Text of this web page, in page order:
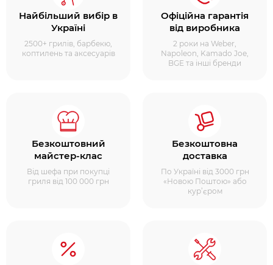
Найбільший вибір в
Україні
2500+ грилів, барбекю,
коптилень та аксесуарів
Офіційна гарантія
від виробника
2 роки на Weber,
Napoleon, Kamado Joe,
BGE та інші бренди
Безкоштовний
майстер-клас
Від шефа при покупці
гриля від 100 000 грн
Безкоштовна
доставка
По Україні від 3000 грн
«Новою Поштою» або
кур’єром